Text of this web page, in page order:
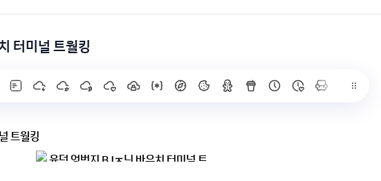
터미널 트월킹
트월킹